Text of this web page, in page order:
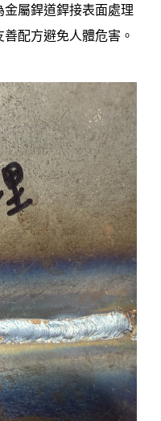
屬銲道銲接表面處理
配方避免人體危害。